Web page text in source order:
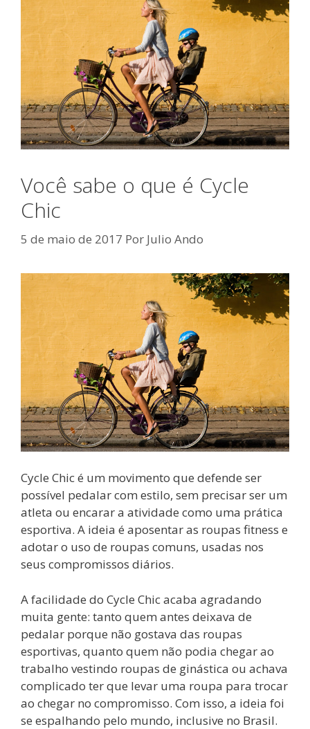
Você sabe o que é Cycle
Chic
5 de maio de 2017 Por Julio Ando
Cycle Chic é um movimento que defende ser
possível pedalar com estilo, sem precisar ser um
atleta ou encarar a atividade como uma prática
esportiva. A ideia é aposentar as roupas fitness e
adotar o uso de roupas comuns, usadas nos
seus compromissos diários.
A facilidade do Cycle Chic acaba agradando
muita gente: tanto quem antes deixava de
pedalar porque não gostava das roupas
esportivas, quanto quem não podia chegar ao
trabalho vestindo roupas de ginástica ou achava
complicado ter que levar uma roupa para trocar
ao chegar no compromisso. Com isso, a ideia foi
se espalhando pelo mundo, inclusive no Brasil.